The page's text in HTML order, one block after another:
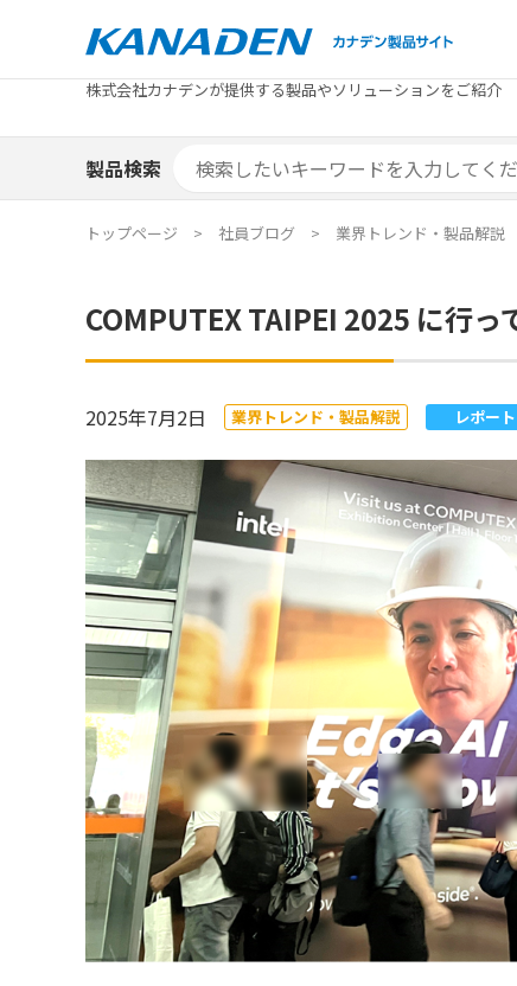
カテゴリから探す メ
エリア別おすすめ製品 特集
カタログ・技術資料 ソリ
補助金検索システム 補
トピックス お
製品検索
株式会社カナデンが提供する製品やソリューションをご紹介
カテゴリから探す メ
補助金検索システム 補
トピックス お
製品検索
トップページ 社員ブログ 業界トレンド・製品解説
COMPUTEX TAIPEI 2025 に行っ
2025年7月2日 業界トレンド・製品解説 レポート